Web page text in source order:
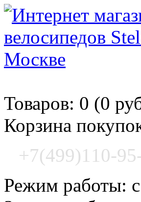
Товаров: 0 (0
Корзина
+7(499)110-
Режим работы: